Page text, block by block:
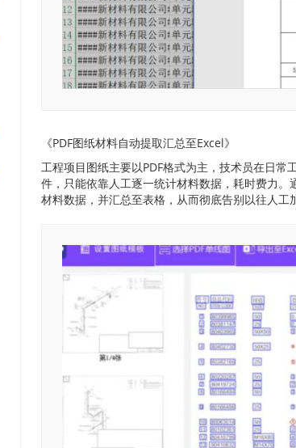
《PDF图纸材料自动提取汇总至Excel》
工程项目图纸主要以PDF格式为主，技术员在日常
件，只能依靠人工逐一统计材料数据，耗时费力
材料数据，并汇总至表格，从而彻底告别以往人工